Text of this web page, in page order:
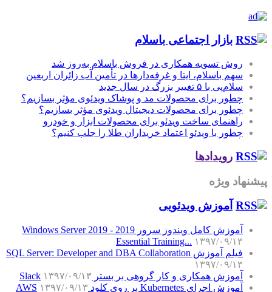
بازار اجتماعی باسلام
روش تسویه همکاری در فروش باسلام به‌روز شد
سهم باسلام، ایتا و غرفه‌دارها در تأمین آب زائران اربعین
سلام‌پی با ۵ تغییر بزرگ در سال جدید
چطور برای محصولات مد و پوشاک ویدئوی مؤثر بسازیم؟
چطور برای محصولات دیجیتال ویدئوی مؤثر بسازیم؟
راهنمای ساخت ویدئو برای محصولات ابزار و خودرو
چطور با ویدئو اعتماد خریداران طلا را جلب کنیم؟
رویدادها
پیشنهاد ویژه
آموزش‌ ویدئویی
آموزش کامل ویندوز سرور 2019 - Windows Server 2019
Essential Training... ۱۳۹۷/۰۹/۱۳
فیلم آموزش SQL Server: Developer and DBA Collaboration
۱۳۹۷/۰۹/۱۳
آموزش همکاری و کار گروهی بر بستر Slack ۱۳۹۷/۰۹/۱۳
آموزش اجرای Kubernetes بر روی کلود AWS
۱۳۹۷/۰۹/۱۳